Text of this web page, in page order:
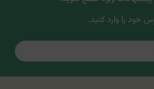
خود را وارد کنید.